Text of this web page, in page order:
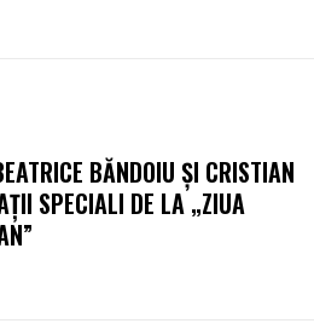
BĂNDOIU ȘI CRISTIAN
SPECIALI DE LA „ZIUA